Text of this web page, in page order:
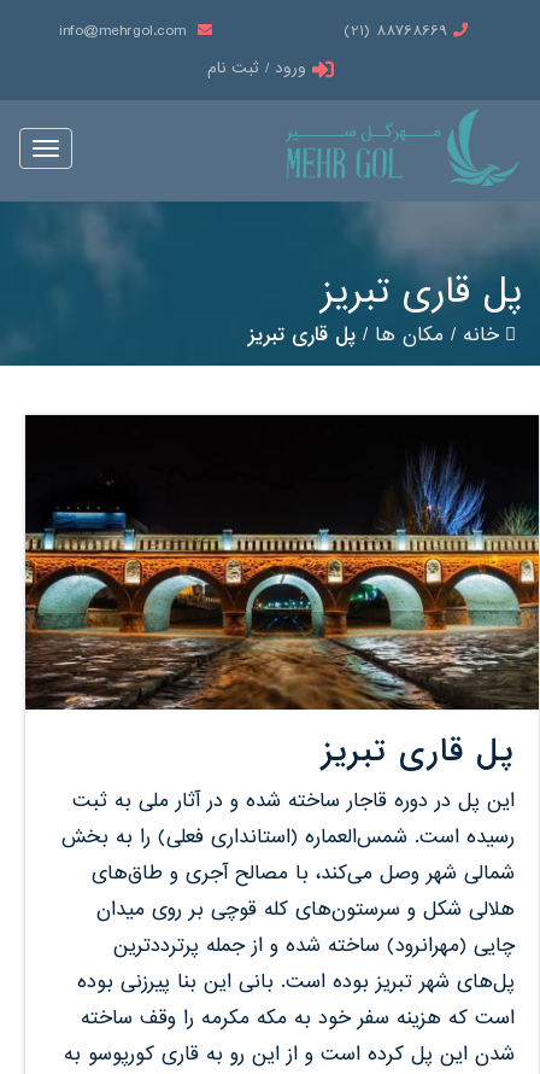
88768669 (21)
info@mehrgol.com
ورود / ثبت نام
Toggle
پل قاری تبریز
خانه/ مکان ها/ پل قاری تبریز
پل قاری تبریز
این پل در دوره قاجار ساخته شده و در آثار ملی به ثبت
رسیده است. شمس‌العماره (استانداری فعلی) را به بخش
شمالی شهر وصل می‌کند، با مصالح آجری و طاق‌های
هلالی شکل و سرستون‌های کله‌ قوچی بر روی میدان
چایی (مهرانرود) ساخته شده و از جمله پرترددترین
پل‌های شهر تبریز بوده است. بانی این بنا پیرزنی بوده
است که هزینه سفر خود به مکه مکرمه را وقف ساخته
شدن این پل کرده است و از این رو به قاری کورپوسو به